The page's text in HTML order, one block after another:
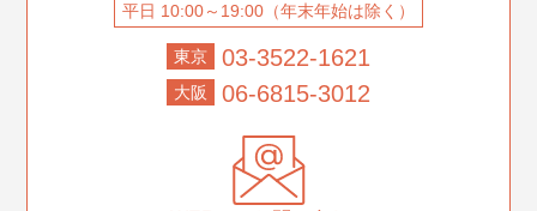
平日 10:00～19:00（年末年始は除く）
東京 03-3522-1621
大阪 06-6815-3012